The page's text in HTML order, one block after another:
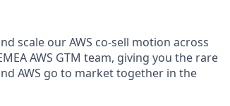
scale our AWS co-sell motion across
AWS GTM team, giving you the rare
AWS go to market together in the